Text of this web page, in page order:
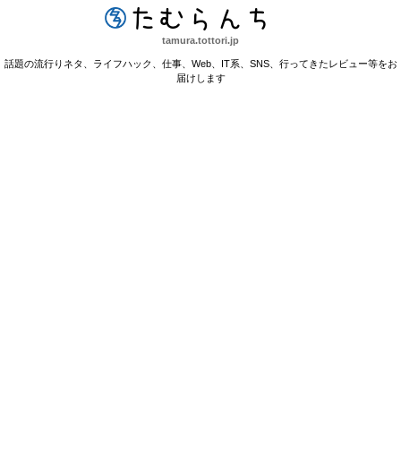
たむらんち
tamura.tottori.jp
話題の流行りネタ、ライフハック、仕事、Web、IT系、SNS、行ってきたレビュー等をお
届けします